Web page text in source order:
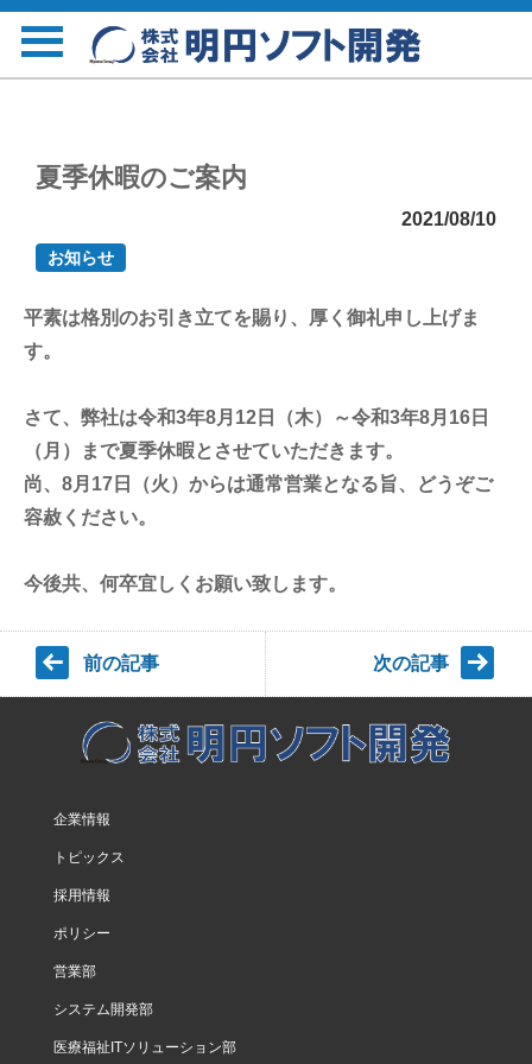
夏季休暇のご案内
2021/08/10
お知らせ
平素は格別のお引き立てを賜り、厚く御礼申し上げま
す。
さて、弊社は令和3年8月12日（木）～令和3年8月16日
（月）まで夏季休暇とさせていただきます。
尚、8月17日（火）からは通常営業となる旨、どうぞご
容赦ください。
今後共、何卒宜しくお願い致します。
前の記事 次の記事
企業情報
トピックス
採用情報
ポリシー
営業部
システム開発部
医療福祉ITソリューション部